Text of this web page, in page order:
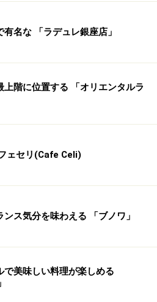
有名な 「ラデュレ銀座店」
上階に位置する 「オリエンタルラ
ェセリ(Cafe Celi)
ンス気分を味わえる 「ブノワ」
で美味しい料理が楽しめる